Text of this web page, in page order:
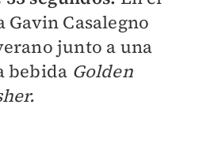
Gavin Casalegno
junto a una
bebida Golden